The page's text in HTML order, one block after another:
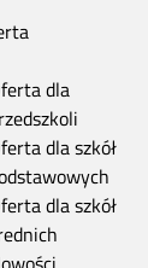
dla
dla szkół
dla szkół